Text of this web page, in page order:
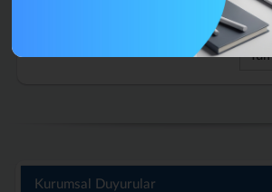
Kurumsal Duyurular